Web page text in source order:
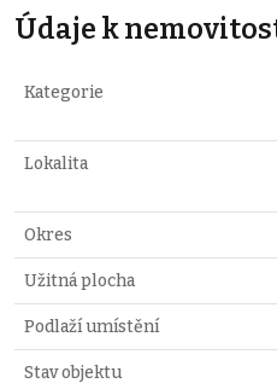
Údaje k
Kategorie
Lokalita
Okres
Užitná plocha
Podlaží umístění
Stav objektu